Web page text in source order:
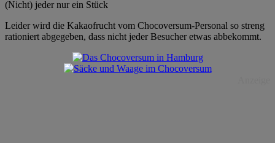
(Nicht) jeder nur ein Stück
Leider wird die Kakaofrucht vom Chocoversum-Personal so streng
rationiert abgegeben, dass nicht jeder Besucher etwas abbekommt.